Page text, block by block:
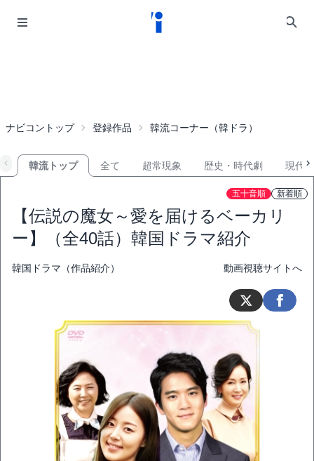
ナビコントップ 登録作品 韓流コーナー（韓ドラ）
韓流トップ 全て 超常現象 歴史・時代劇 現代
五十音順 新着順
【伝説の魔女～愛を届けるベーカリ
ー】（全40話）韓国ドラマ紹介
韓国ドラマ（作品紹介） 動画視聴サイトへ